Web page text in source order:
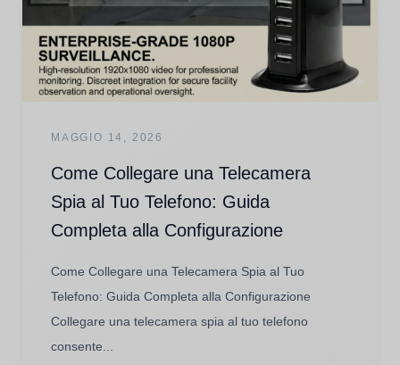
MAGGIO 14, 2026
Come Collegare una Telecamera
Spia al Tuo Telefono: Guida
Completa alla Configurazione
Come Collegare una Telecamera Spia al Tuo
Telefono: Guida Completa alla Configurazione
Collegare una telecamera spia al tuo telefono
consente...